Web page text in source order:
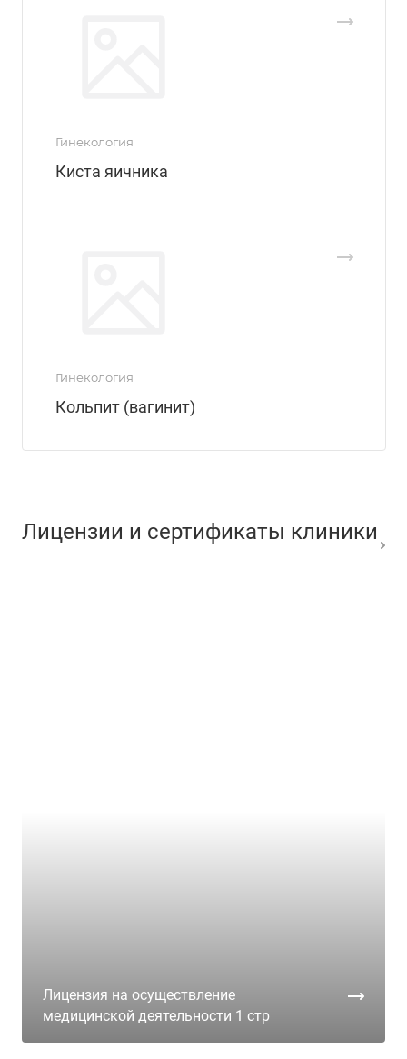
Гинекология
Киста яичника
Гинекология
Кольпит (вагинит)
Лицензии и сертификаты клиники
Лицензия на осуществление
медицинской деятельности 1 стр